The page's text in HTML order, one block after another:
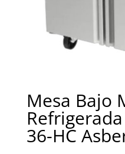
Mesa Bajo
36-HC